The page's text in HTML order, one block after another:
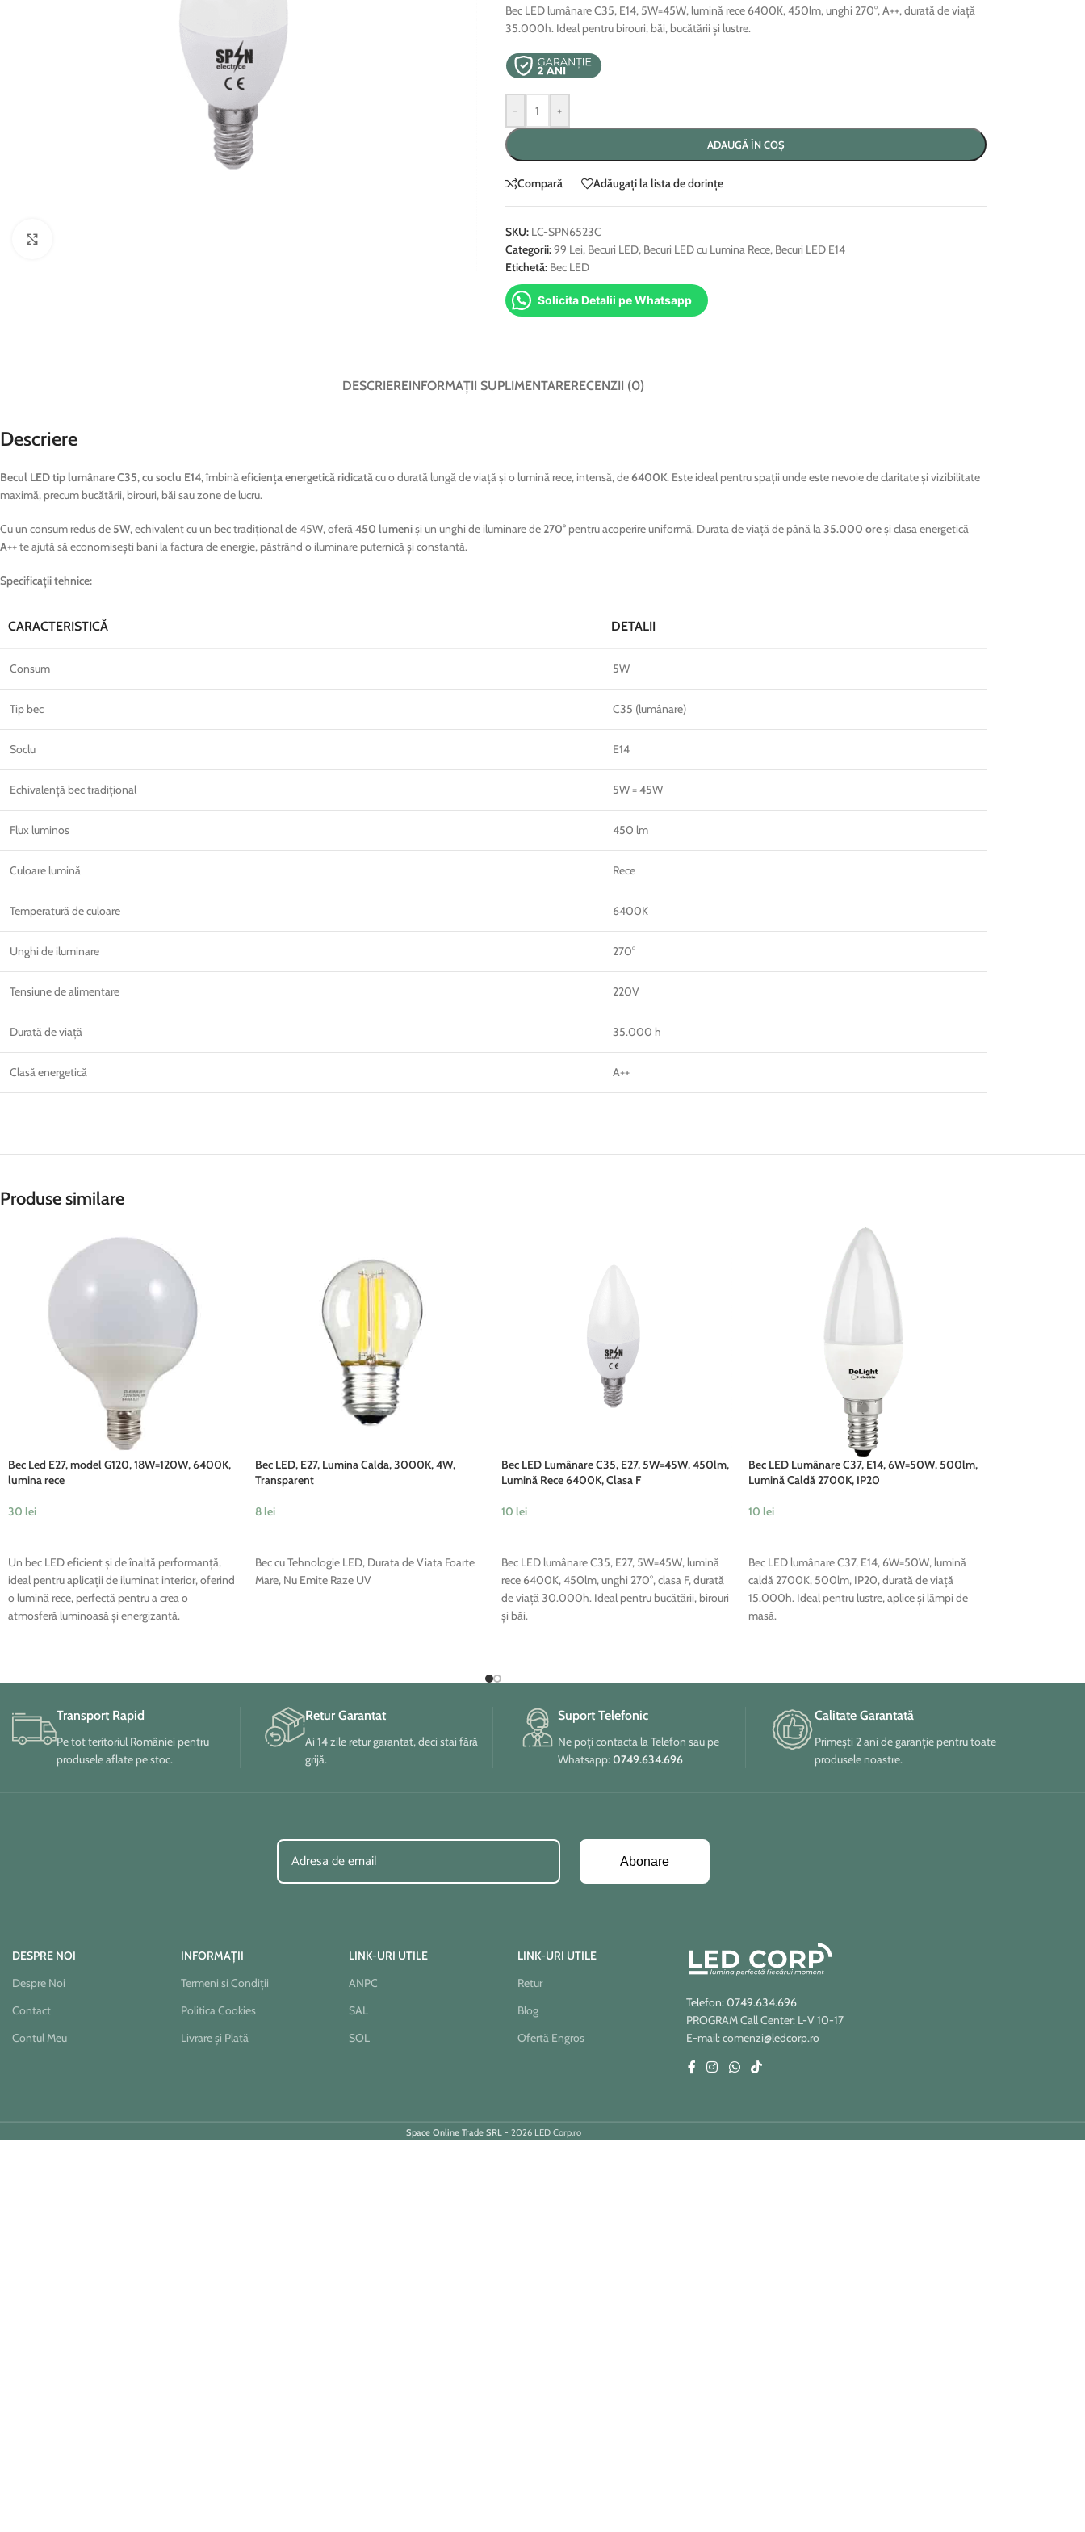
Bec LED lumânare C35, E14, 5W=45W, lumină rece 6400K, 450lm, unghi 270°, A++, durată de viață
35.000h. Ideal pentru birouri, băi, bucătării și lustre.
- +
ADAUGĂ ÎN COȘ
Compară Adăugați la lista de dorințe
SKU: LC-SPN6523C
Categorii:99 Lei, Becuri LED, Becuri LED cu Lumina Rece, Becuri LED E14
Etichetă: Bec LED
Solicita Detalii pe Whatsapp
DESCRIEREINFORMAȚII SUPLIMENTARERECENZII (0)
Descriere
Becul LED tip lumânare C35, cu soclu E14, îmbinăeficiența energetică ridicatăcu o durată lungă de viață și o lumină rece, intensă, de6400K. Este ideal pentru spații unde este nevoie de claritate și vizibilitate
maximă, precum bucătării, birouri, băi sau zone de lucru.
Cu un consum redus de 5W, echivalent cu un bec tradițional de 45W, oferă450 lumeniși un unghi de iluminare de270° pentru acoperire uniformă. Durata de viață de până la35.000 oreși clasa energetică
A++te ajută să economisești bani la factura de energie, păstrând o iluminare puternică și constantă.
Specificații tehnice:
CARACTERISTICĂ DETALII
Consum 5W
Tip bec C35 (lumânare)
Soclu E14
Echivalență bec tradițional 5W = 45W
Flux luminos 450 lm
Culoare lumină Rece
Temperatură de culoare 6400K
Unghi de iluminare 270°
Tensiune de alimentare 220V
Durată de viață 35.000 h
Clasă energetică A++
Produse similare
Bec Led E27, model G120, 18W=120W, 6400K,
lumina rece
30 lei
Un bec LED eficient și de înaltă performanță,
ideal pentru aplicații de iluminat interior, oferind
o lumină rece, perfectă pentru a crea o
atmosferă luminoasă și energizantă.
Bec LED, E27, Lumina Calda, 3000K, 4W,
Transparent
8 lei
Bec cu Tehnologie LED, Durata de Viata Foarte
Mare, Nu Emite Raze UV
Bec LED Lumânare C35, E27, 5W=45W, 450lm,
Lumină Rece 6400K, Clasa F
10 lei
Bec LED lumânare C35, E27, 5W=45W, lumină
rece 6400K, 450lm, unghi 270°, clasa F, durată
de viață 30.000h. Ideal pentru bucătării, birouri
și băi.
Bec LED Lumânare C37, E14, 6W=50W, 500lm,
Lumină Caldă 2700K, IP20
10 lei
Bec LED lumânare C37, E14, 6W=50W, lumină
caldă 2700K, 500lm, IP20, durată de viață
15.000h. Ideal pentru lustre, aplice și lămpi de
masă.
Transport Rapid
Pe tot teritoriul României pentru
produsele aflate pe stoc.
Retur Garantat
Ai 14 zile retur garantat, deci stai fără
grijă.
Suport Telefonic
Ne poți contacta la Telefon sau pe
Whatsapp:0749.634.696
Calitate Garantată
Primești 2 ani de garanție pentru toate
produsele noastre.
Abonare
DESPRE NOI
Despre Noi
Contact
Contul Meu
INFORMAȚII
Termeni si Condiții
Politica Cookies
Livrare și Plată
LINK-URI UTILE
ANPC
SAL
SOL
LINK-URI UTILE
Retur
Blog
Ofertă Engros
Telefon: 0749.634.696
PROGRAM Call Center: L-V 10-17
E-mail: comenzi@ledcorp.ro
Space Online Trade SRL - 2026 LED Corp.ro